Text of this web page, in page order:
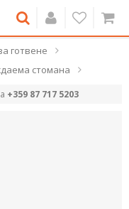
готвене
стомана
+359 87 717 5203